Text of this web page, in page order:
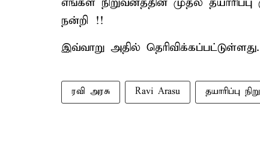
நன்றி !!
இவ்வாறு அதில் தெரிவிக்கப்பட்டுள்ளது.
ரவி அரசு Ravi Arasu தயாரிப்பு